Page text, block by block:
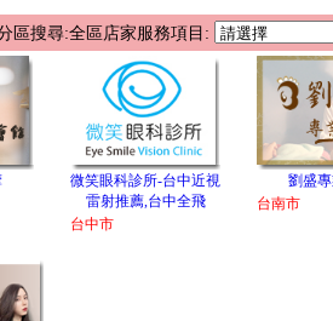
區搜尋:全區店家服務項目:
微笑眼科診所-台中近視
雷射推薦,台中全飛
台中市
劉盛
台南市